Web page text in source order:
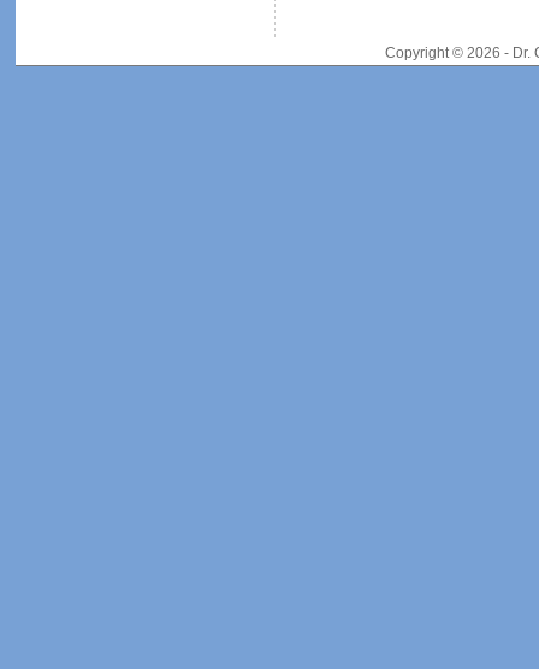
Copyright © 2026 - Dr.